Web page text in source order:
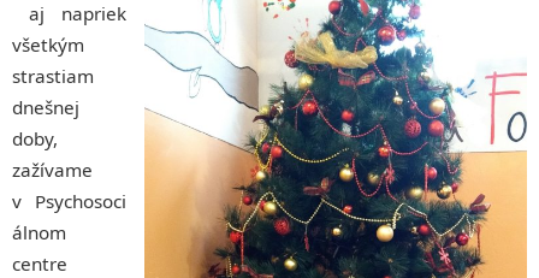
aj napriek
všetkým
strastiam
dnešnej
doby,
zažívame
v Psychosoci
álnom
centre